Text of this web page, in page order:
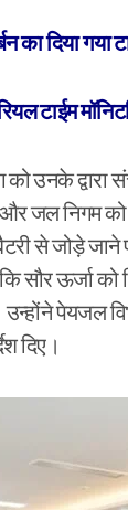
का दिया गया
टाईम
उनके द्वारा
जल निगम
से जोड़े
सौर ऊर्जा
पेयजल
दिए।